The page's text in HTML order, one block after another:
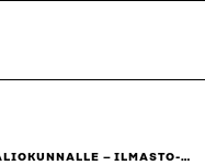
– ILMASTO-…